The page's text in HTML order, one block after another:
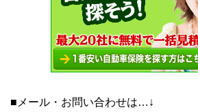
■メール・お問い合わせは…↓